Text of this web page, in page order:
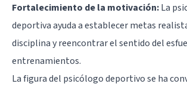
Fortalecimiento de la motivación:La
deportiva ayuda a establecer metas
disciplina y reencontrar el sentido del
entrenamientos.
La figura del psicólogo deportivo se ha